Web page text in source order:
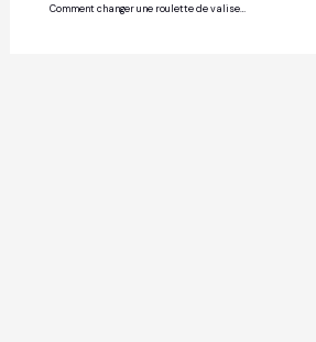
Comment changer une roulette de valise : guide de réparation